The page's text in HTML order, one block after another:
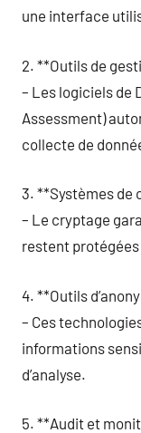
une interface
2. **Outils de
– Les logiciels de
Assessment)
collecte de
3. **Systèmes de
– Le cryptage
restent
4. **Outils
– Ces
informations
d’analyse.
5. **Audit et